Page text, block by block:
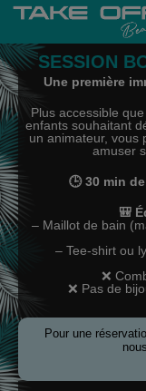
SESSION
Une première
Plus accessible
enfants souhaitant
un animateur, vous
amuser
🕒 30 min
🎒
– Maillot de bain
– Tee-shirt ou
❌
❌ Pas de
Pour une